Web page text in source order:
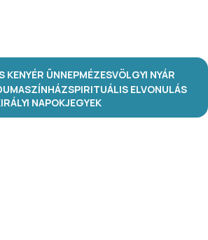
KENYÉR ÜNNEPMÉZESVÖLGYI NYÁR
SPIRITUÁLIS ELVONULÁS
NAPOKJEGYEK